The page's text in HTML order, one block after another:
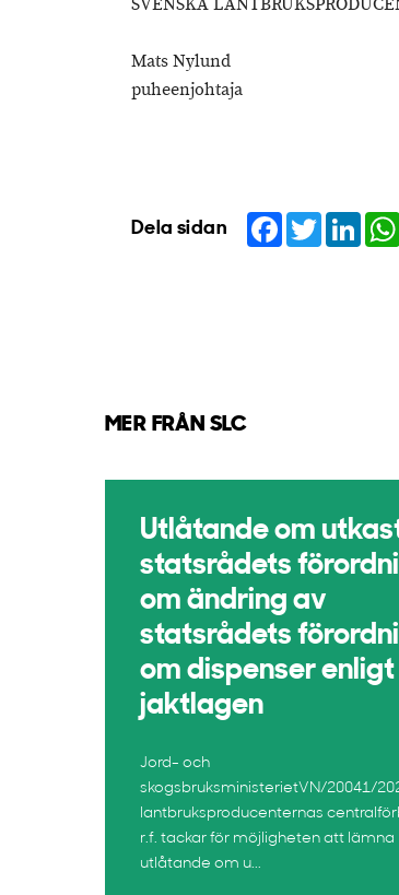
SVENSKA
Mats Nylund
puheenjohtaja
Dela sidan Facebook
Twitter
MER FRÅN SLC
Utlåtande om
statsrådets
om ändring av
statsrådets
om dispenser enligt
jaktlagen
Jord- och
skogsbruksministerietVN/20041/
lantbruksproducenternas
r.f. tackar för möjligheten att lämna
utlåtande om u...